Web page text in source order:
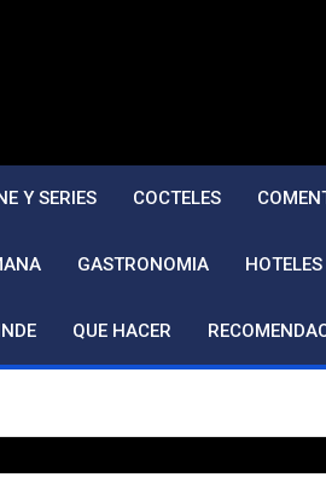
Y SERIES COCTELES
GASTRONOMIA HOTELES
QUE HACER